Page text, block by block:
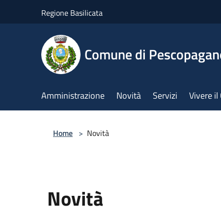
Regione Basilicata
Comune di
Amministrazione Novità Servizi Vivere
Home > Novità
Novità